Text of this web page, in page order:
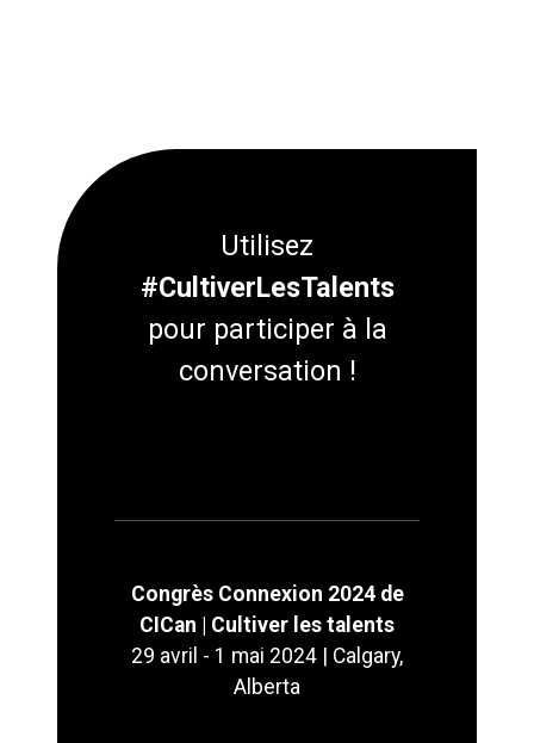
Utilisez
#CultiverLesTalents
pour participer à la
conversation !
Congrès Connexion 2024 de
CICan | Cultiver les talents
29 avril - 1 mai 2024 | Calgary,
Alberta